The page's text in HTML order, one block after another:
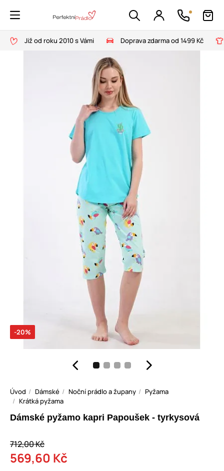
Již od roku 2010 s Vámi Doprava zdarma od 1499 Kč
-20%
Úvod Dámské Noční prádlo a župany
Pyžama
Krátká pyžama
Dámské pyžamo kapri Papoušek - tyrkysová
712,00 Kč
569,60 Kč